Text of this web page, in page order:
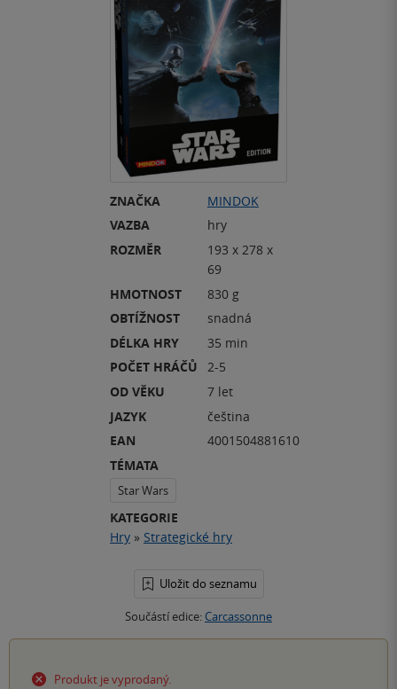
ZNAČKA
MINDOK
VAZBA
hry
ROZMĚR
193 x 278 x
69
HMOTNOST
830 g
OBTÍŽNOST
snadná
DÉLKA HRY
35 min
POČET HRÁČŮ
2-5
OD VĚKU
7 let
JAZYK
čeština
EAN
4001504881610
TÉMATA
Star Wars
KATEGORIE
Hry » Strategické hry
Uložit do seznamu
Součástí edice: Carcassonne
Produkt je vyprodaný.